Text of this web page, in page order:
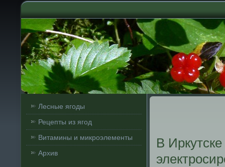
Лесные ягоды
Рецепты из ягод
Витамины и микроэлементы
Архив
В